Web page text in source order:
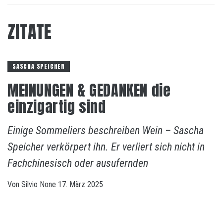
ZITATE
SASCHA SPEICHER
MEINUNGEN & GEDANKEN die
einzigartig sind
Einige Sommeliers beschreiben Wein – Sascha
Speicher verkörpert ihn. Er verliert sich nicht in
Fachchinesisch oder ausufernden
Von Silvio None 17. März 2025